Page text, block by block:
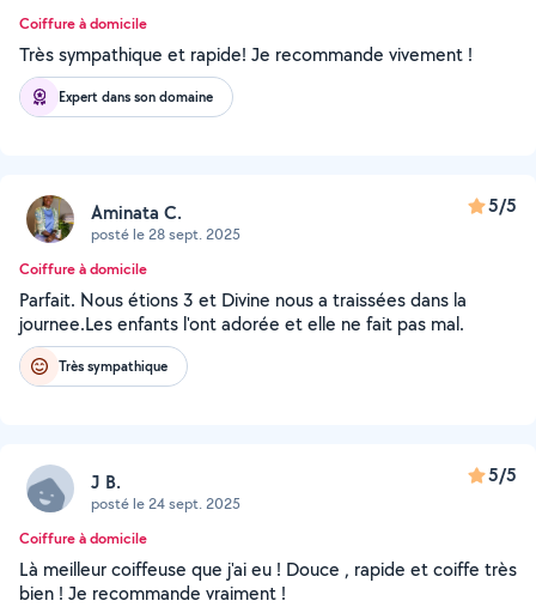
Coiffure à domicile
Très sympathique et rapide! Je recommande vivement !
Expert dans son domaine
Aminata C.
posté le 28 sept. 2025
5/5
Coiffure à domicile
Parfait. Nous étions 3 et Divine nous a traissées dans la
journee.Les enfants l'ont adorée et elle ne fait pas mal.
Très sympathique
J B.
posté le 24 sept. 2025
5/5
Coiffure à domicile
Là meilleur coiffeuse que j'ai eu ! Douce , rapide et coiffe très
bien ! Je recommande vraiment !